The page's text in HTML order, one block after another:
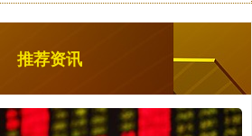
推荐资讯